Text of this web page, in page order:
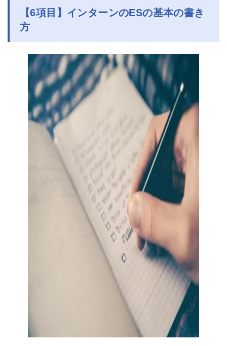
【6項目】インターンのESの基本の書き
方